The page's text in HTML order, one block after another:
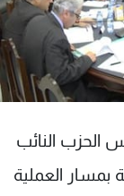
الحزب النائب
بمسار العملية